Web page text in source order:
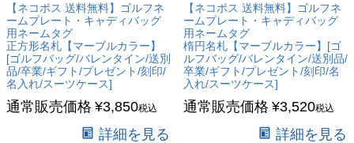
【ネコポス 送料無料】ゴルフネ
ームプレート・キャディバッグ
用ネームタグ
正方形名札【マーブルカラー】
[ゴルフバッグ/バレンタイン/送別
品/卒業/ギフト/プレゼント/刻印/
名入れ/スーツケース]
通常販売価格 ¥3,850税込
詳細を見る
【ネコポス 送料無料】ゴルフネ
ームプレート・キャディバッグ
用ネームタグ
楕円名札【マーブルカラー】[ゴ
ルフバッグ/バレンタイン/送別品/
卒業/ギフト/プレゼント/刻印/名
入れ/スーツケース]
通常販売価格 ¥3,520税込
詳細を見る